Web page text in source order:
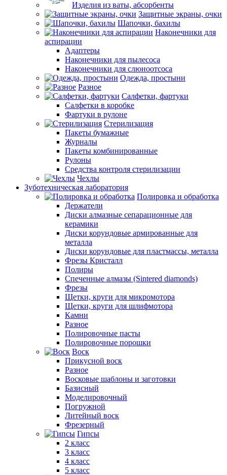
Изделия из ваты, абсорбенты
Защитные экраны, очки
Шапочки, бахилы
Наконечники для
аспирации
Адаптеры
Наконечники для пылесоса
Наконечники для слюноотсоса
Одежда, простыни
Разное
Салфетки, фартуки
Салфетки в коробке
Фартуки в рулоне
Стерилизация
Пакеты бумажные
Журналы
Пакеты комбинированные
Рулоны
Средства контроля стерилизации
Чехлы
Зуботехническая лаборатория
Полировка и обработка
Держатели
Диски алмазные сепарационные для
керамики
Диски корундовые армированные для
металла
Диски корундовые для пластмассы, металла
Фрезы Кристалл
Полиры
Спеченные алмазы (Sintered diamonds)
Фрезы
Щетки, круги для микромотора
Щетки, круги для шлифмотора
Камни
Разное
Полировочные пасты
Полировочные порошки
Воск
Прикусной воск
Разное
Восковые шаблоны и заготовки
Базисный
Моделировочный
Погружной
Литейный воск
Фрезерный
Гипсы
2 класс
3 класс
4 класс
5 класс